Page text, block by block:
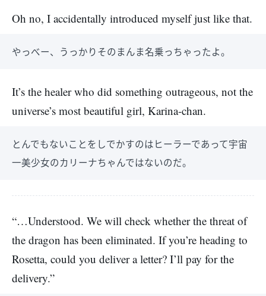
Oh no, I accidentally introduced myself just like that.
やっべー、うっかりそのまんま名乗っちゃったよ。
It’s the healer who did something outrageous, not the
universe’s most beautiful girl, Karina-chan.
とんでもないことをしでかすのはヒーラーであって宇宙
一美少女のカリーナちゃんではないのだ。
“…Understood. We will check whether the threat of
the dragon has been eliminated. If you’re heading to
Rosetta, could you deliver a letter? I’ll pay for the
delivery.”